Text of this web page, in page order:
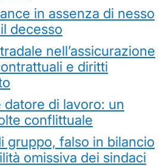
in assenza di nesso
decesso
nell’assicurazione
e diritti
datore di lavoro: un
conflittuale
gruppo, falso in bilancio
omissiva dei sindaci